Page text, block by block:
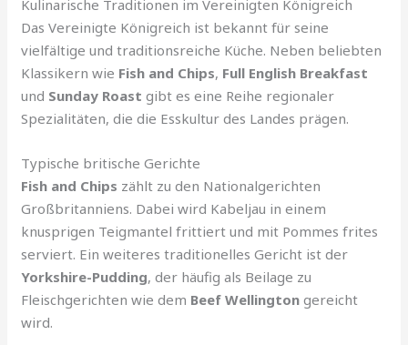
Kulinarische Traditionen im Vereinigten Königreich
Das Vereinigte Königreich ist bekannt für seine
vielfältige und traditionsreiche Küche. Neben beliebten
Klassikern wie Fish and Chips, Full English Breakfast
und Sunday Roast gibt es eine Reihe regionaler
Spezialitäten, die die Esskultur des Landes prägen.
Typische britische Gerichte
Fish and Chips zählt zu den Nationalgerichten
Großbritanniens. Dabei wird Kabeljau in einem
knusprigen Teigmantel frittiert und mit Pommes frites
serviert. Ein weiteres traditionelles Gericht ist der
Yorkshire-Pudding, der häufig als Beilage zu
Fleischgerichten wie dem Beef Wellington gereicht
wird.